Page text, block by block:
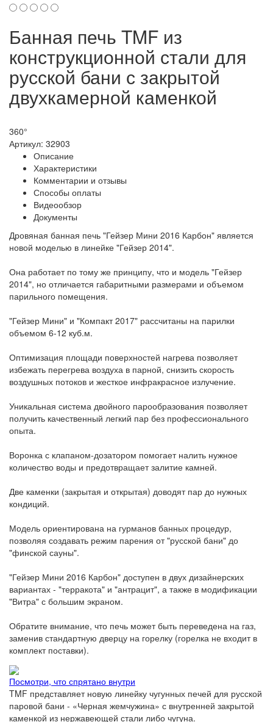
Банная печь TMF из
конструкционной стали для
русской бани с закрытой
двухкамерной каменкой
360°
Артикул: 32903
Описание
Характеристики
Комментарии и отзывы
Способы оплаты
Видеообзор
Документы
Дровяная банная печь "Гейзер Мини 2016 Карбон" является
новой моделью в линейке "Гейзер 2014".
Она работает по тому же принципу, что и модель "Гейзер
2014", но отличается габаритными размерами и объемом
парильного помещения.
"Гейзер Мини" и "Компакт 2017" рассчитаны на парилки
объемом 6-12 куб.м.
Оптимизация площади поверхностей нагрева позволяет
избежать перегрева воздуха в парной, снизить скорость
воздушных потоков и жесткое инфракрасное излучение.
Уникальная система двойного парообразования позволяет
получить качественный легкий пар без профессионального
опыта.
Воронка с клапаном-дозатором помогает налить нужное
количество воды и предотвращает залитие камней.
Две каменки (закрытая и открытая) доводят пар до нужных
кондиций.
Модель ориентирована на гурманов банных процедур,
позволяя создавать режим парения от "русской бани" до
"финской сауны".
"Гейзер Мини 2016 Карбон" доступен в двух дизайнерских
вариантах - "терракота" и "антрацит", а также в модификации
"Витра" с большим экраном.
Обратите внимание, что печь может быть переведена на газ,
заменив стандартную дверцу на горелку (горелка не входит в
комплект поставки).
Посмотри, что спрятано внутри
TMF представляет новую линейку чугунных печей для русской
паровой бани - «Черная жемчужина» с внутренней закрытой
каменкой из нержавеющей стали либо чугуна.